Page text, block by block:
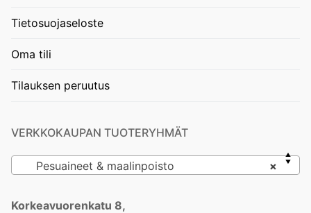
Tietosuojaseloste
Oma tili
Tilauksen peruutus
VERKKOKAUPAN TUOTERYHMÄT
×
Pesuaineet & maalinpoisto
Korkeavuorenkatu 8,